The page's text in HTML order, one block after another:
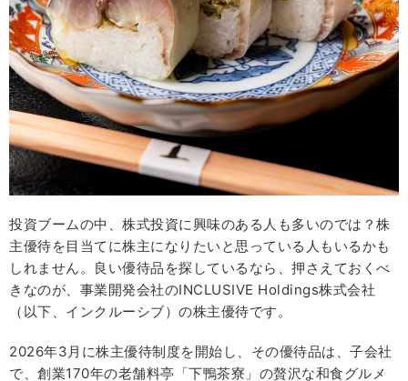
投資ブームの中、株式投資に興味のある人も多いのでは？株
主優待を目当てに株主になりたいと思っている人もいるかも
しれません。良い優待品を探しているなら、押さえておくべ
きなのが、事業開発会社のINCLUSIVE Holdings株式会社
（以下、インクルーシブ）の株主優待です。
2026年3月に株主優待制度を開始し、その優待品は、子会社
で、創業170年の老舗料亭「下鴨茶寮」の贅沢な和食グルメ